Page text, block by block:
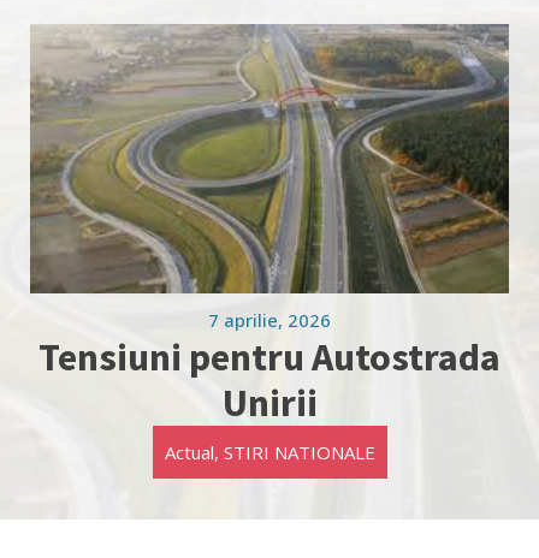
7 aprilie, 2026
Tensiuni pentru Autostrada
Unirii
Actual, STIRI NATIONALE